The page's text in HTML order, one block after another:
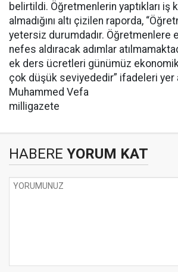
belirtildi. Öğretmenlerin yaptıkları iş
almadığını altı çizilen raporda,
yetersiz durumdadır. Öğretmenlere
nefes aldıracak adımlar
ek ders ücretleri günümüz
çok düşük seviyededir” ifadeleri yer
Muhammed Vefa
milligazete
HABERE YORUM KAT